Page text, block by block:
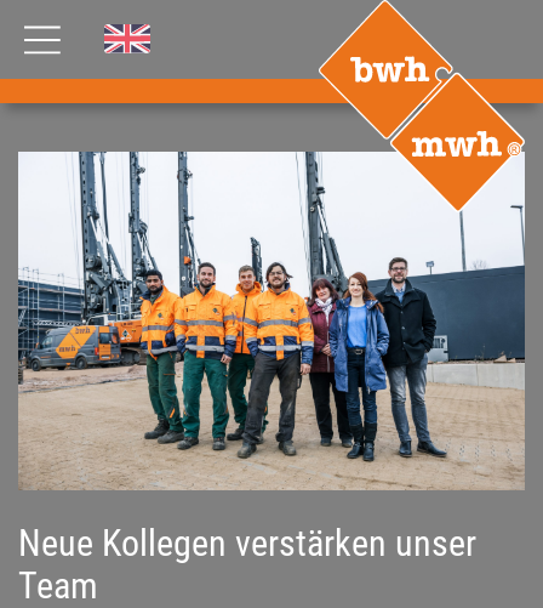
PRODUKTE
.RIGHT®
TEAM JOBS
ETP GDS
FDS CA FDS USA
KONTAKT
Neue Kollegen verstärken unser
Team